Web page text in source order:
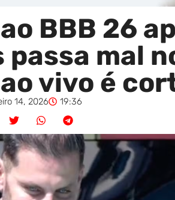
BBB 26
mal
vivo é
14, 2026 19:36